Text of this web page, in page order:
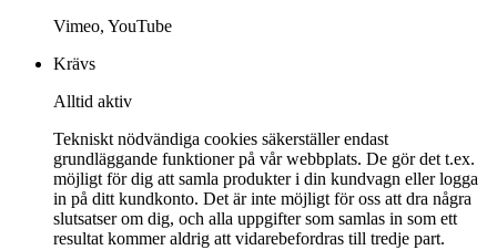
Vimeo, YouTube
Krävs
Alltid aktiv
Tekniskt nödvändiga cookies säkerställer endast
grundläggande funktioner på vår webbplats. De gör det t.ex.
möjligt för dig att samla produkter i din kundvagn eller logga
in på ditt kundkonto. Det är inte möjligt för oss att dra några
slutsatser om dig, och alla uppgifter som samlas in som ett
resultat kommer aldrig att vidarebefordras till tredje part.